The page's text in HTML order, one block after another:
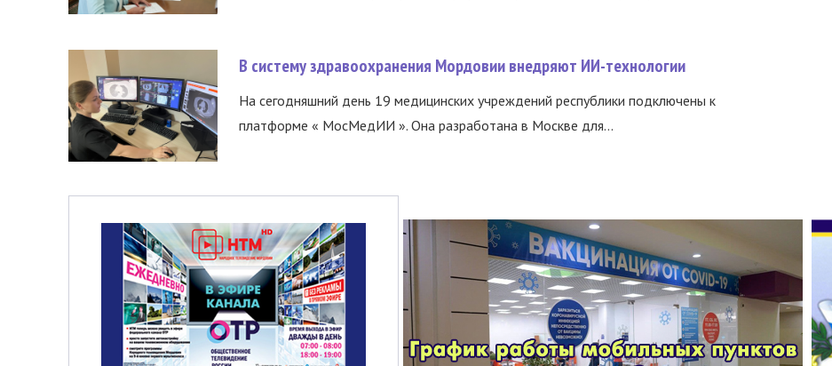
В систему здравоохранения Мордовии внедряют ИИ-технологии
На сегодняшний день 19 медицинских учреждений республики подключены к
платформе « МосМедИИ ». Она разработана в Москве для...